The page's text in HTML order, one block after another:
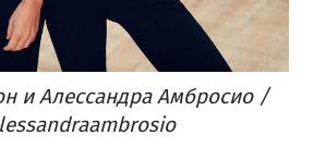
и Алессандра Амбросио /